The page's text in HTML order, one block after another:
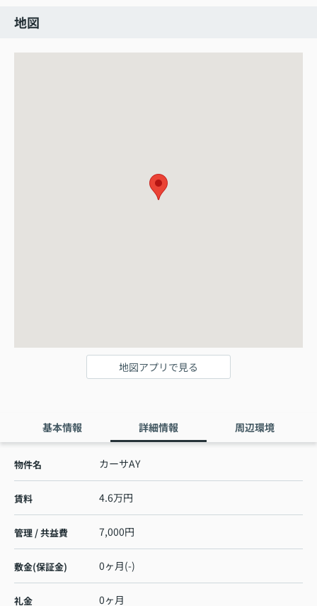
地図
地図アプリで見る
基本情報 詳細情報 周辺環境
物件名 カーサAY
賃料 4.6万円
管理 / 共益費 7,000円
敷金(保証金) 0ヶ月(-)
礼金 0ヶ月